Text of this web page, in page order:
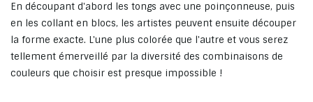
En découpant d'abord les tongs avec une poinçonneuse, puis
en les collant en blocs, les artistes peuvent ensuite découper
la forme exacte. L'une plus colorée que l'autre et vous serez
tellement émerveillé par la diversité des combinaisons de
couleurs que choisir est presque impossible !